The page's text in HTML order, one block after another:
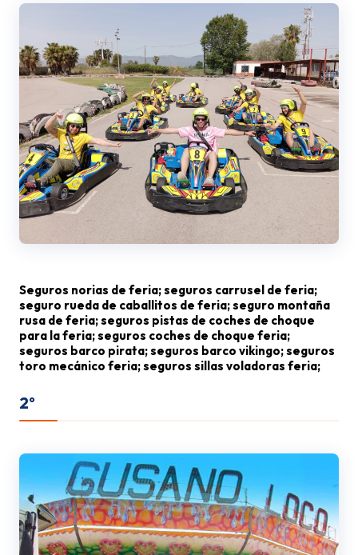
Seguros norias de feria; seguros carrusel de feria;
seguro rueda de caballitos de feria; seguro montaña
rusa de feria; seguros pistas de coches de choque
para la feria; seguros coches de choque feria;
seguros barco pirata; seguros barco vikingo; seguros
toro mecánico feria; seguros sillas voladoras feria;
2º